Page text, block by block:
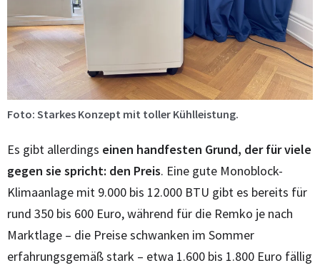
Foto: Starkes Konzept mit toller Kühlleistung.
Es gibt allerdings einen handfesten Grund, der für viele
gegen sie spricht: den Preis. Eine gute Monoblock-
Klimaanlage mit 9.000 bis 12.000 BTU gibt es bereits für
rund 350 bis 600 Euro, während für die Remko je nach
Marktlage – die Preise schwanken im Sommer
erfahrungsgemäß stark – etwa 1.600 bis 1.800 Euro fällig